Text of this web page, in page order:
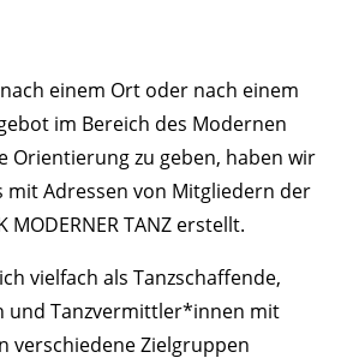
einem Ort oder nach einem
im Bereich des Modernen
Orientierung zu geben, haben wir
mit Adressen von Mitgliedern der
MODERNER TANZ erstellt.
vielfach als Tanzschaffende,
Tanzvermittler*innen mit
verschiedene Zielgruppen